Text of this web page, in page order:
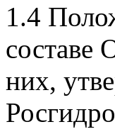
1.4
составе
них,